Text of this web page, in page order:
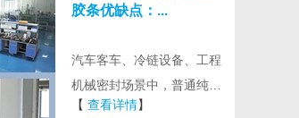
胶条优缺点：...
汽车客车、冷链设备、工程
机械密封场景中，普通纯发
泡EPDM胶条、单一密实胶
【 查看详情】